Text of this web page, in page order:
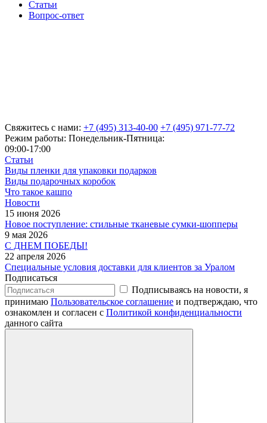
Статьи
Вопрос-ответ
Свяжитесь с нами: +7 (495) 313-40-00 +7 (495) 971-77-72
Режим работы: Понедельник-Пятница:
09:00-17:00
Статьи
Виды пленки для упаковки подарков
Виды подарочных коробок
Что такое кашпо
Новости
15 июня 2026
Новое поступление: стильные тканевые сумки-шопперы
9 мая 2026
С ДНЕМ ПОБЕДЫ!
22 апреля 2026
Специальные условия доставки для клиентов за Уралом
Подписаться
Подписываясь на новости, я
принимаю Пользовательское соглашение и подтверждаю, что
ознакомлен и согласен с Политикой конфиденциальности
данного сайта